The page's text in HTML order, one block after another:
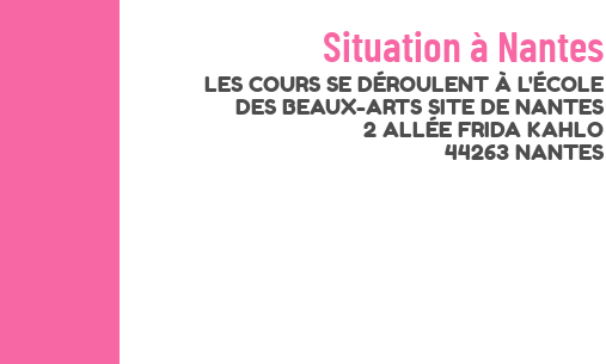
Situation à Nantes
LES COURS SE DÉROULENT À L'ÉCOLE
DES BEAUX-ARTS SITE DE NANTES
2 ALLÉE FRIDA KAHLO
44263 NANTES